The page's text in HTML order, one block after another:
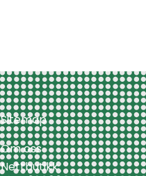
Sitemap
Om oss
Nettbutikk